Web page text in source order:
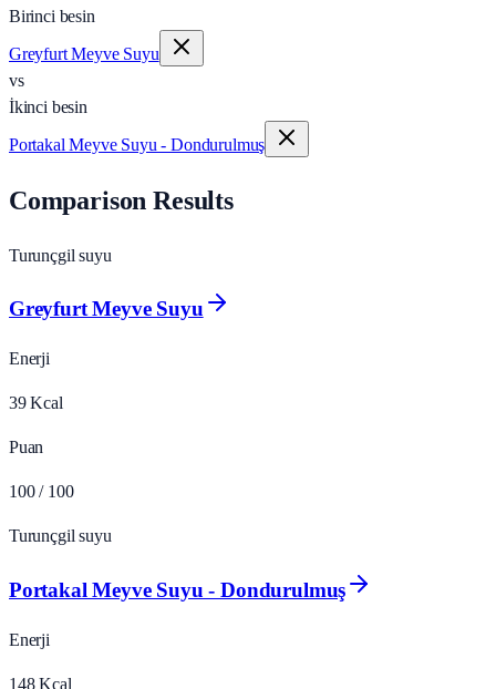
Birinci besin
Greyfurt Meyve Suyu
vs
İkinci besin
Portakal Meyve Suyu - Dondurulmuş
Comparison Results
Turunçgil suyu
Greyfurt Meyve Suyu
Enerji
39 Kcal
Puan
100 / 100
Turunçgil suyu
Portakal Meyve Suyu - Dondurulmuş
Enerji
148 Kcal